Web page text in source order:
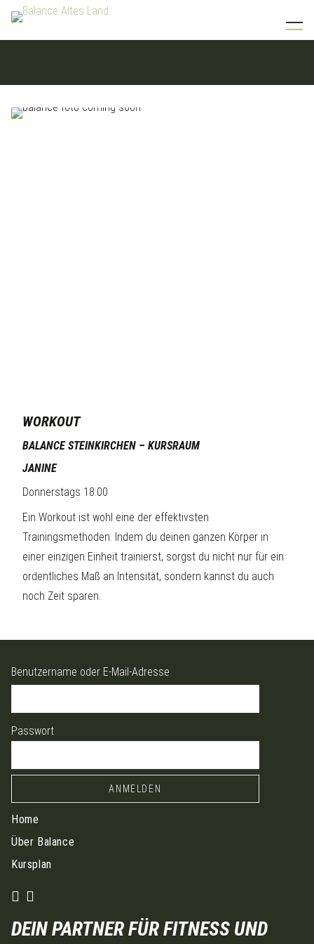
WORKOUT
BALANCE STEINKIRCHEN – KURSRAUM
JANINE
Donnerstags 18:00
Ein Workout ist wohl eine der effektivsten
Trainingsmethoden. Indem du deinen ganzen Körper in
einer einzigen Einheit trainierst, sorgst du nicht nur für ein
ordentliches Maß an Intensität, sondern kannst du auch
noch Zeit sparen.
Benutzername oder E-Mail-Adresse
Passwort
Home
Über Balance
Kursplan
DEIN PARTNER FÜR FITNESS UND